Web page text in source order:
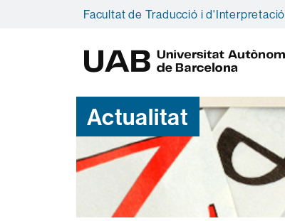
Facultat de Traducció i d'Interpretació
Actualitat